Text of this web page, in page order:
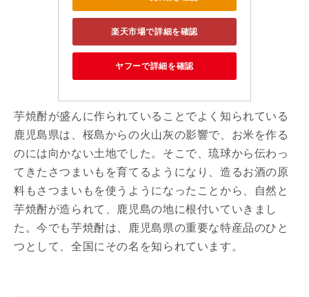
楽天市場で詳細を確認
ヤフーで詳細を確認
芋焼酎が盛んに作られていることでよく知られている
鹿児島県は、桜島からの火山灰の影響で、お米を作る
のには向かない土地でした。そこで、琉球から伝わっ
てきたさつまいもを育てるようになり、造るお酒の原
料もさつまいもを使うようになったことから、自然と
芋焼酎が造られて、鹿児島の地に根付いていきまし
た。今でも芋焼酎は、鹿児島県の重要な特産品のひと
つとして、全国にその名を知られています。